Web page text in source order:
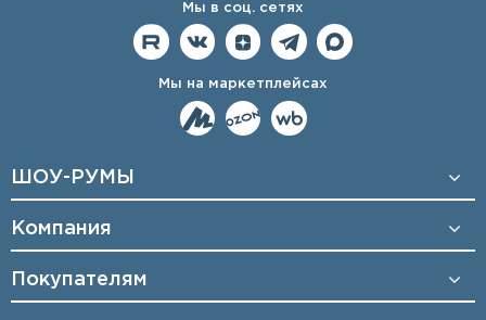
Мы в соц. сетях
Мы на маркетплейсах
ШОУ-РУМЫ
Компания
Покупателям